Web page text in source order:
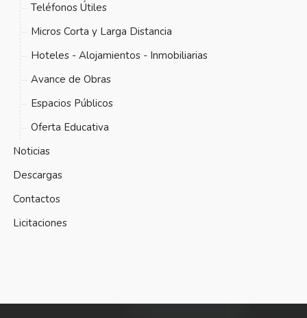
Teléfonos Útiles
Micros Corta y Larga Distancia
Hoteles - Alojamientos - Inmobiliarias
Avance de Obras
Espacios Públicos
Oferta Educativa
Noticias
Descargas
Contactos
Licitaciones